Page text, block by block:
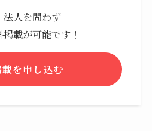
法人を問わず
載が可能です！
を申し込む